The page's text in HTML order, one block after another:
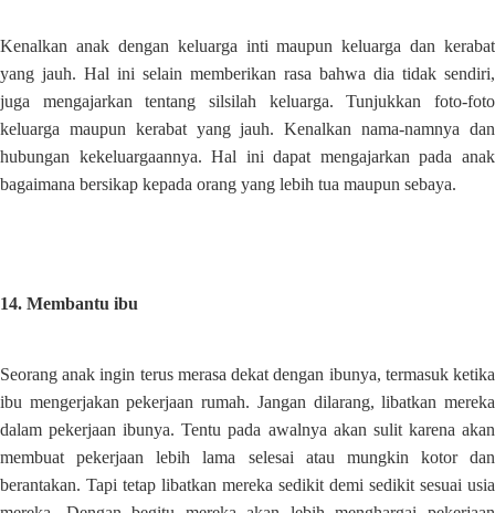
Kenalkan anak dengan keluarga inti maupun keluarga dan kerabat
yang jauh. Hal ini selain memberikan rasa bahwa dia tidak sendiri,
juga mengajarkan tentang silsilah keluarga. Tunjukkan foto-foto
keluarga maupun kerabat yang jauh. Kenalkan nama-namnya dan
hubungan kekeluargaannya. Hal ini dapat mengajarkan pada anak
bagaimana bersikap kepada orang yang lebih tua maupun sebaya.
14. Membantu ibu
Seorang anak ingin terus merasa dekat dengan ibunya, termasuk ketika
ibu mengerjakan pekerjaan rumah. Jangan dilarang, libatkan mereka
dalam pekerjaan ibunya. Tentu pada awalnya akan sulit karena akan
membuat pekerjaan lebih lama selesai atau mungkin kotor dan
berantakan. Tapi tetap libatkan mereka sedikit demi sedikit sesuai usia